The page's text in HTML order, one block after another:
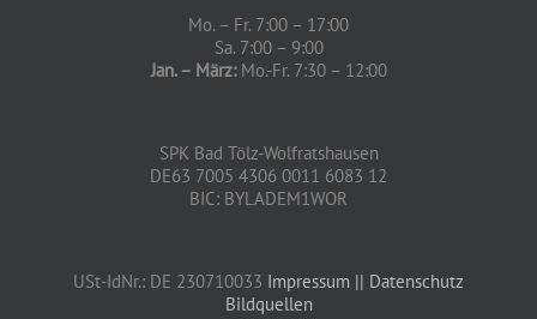
Mo. – Fr. 7:00 – 17:00
Sa. 7:00 – 9:00
Jan. – März:Mo.-Fr. 7:30 – 12:00
SPK Bad Tölz-Wolfratshausen
DE63 7005 4306 0011 6083 12
BIC: BYLADEM1WOR
USt-IdNr.: DE 230710033 Impressum || Datenschutz
Bildquellen